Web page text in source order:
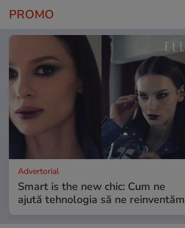
PROMO
Advertorial
Smart is the new chic: Cum ne
ajută tehnologia să ne reinventăm